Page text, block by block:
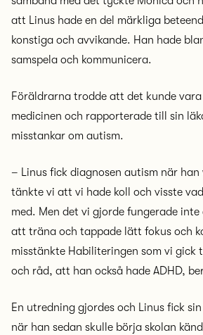
att Linus hade en del märkliga
konstiga och avvikande. Han hade
samspela och kommunicera.
Föräldrarna trodde att det kunde
medicinen och rapporterade till sin
misstankar om autism.
– Linus fick diagnosen autism när
tänkte vi att vi hade koll och visste
med. Men det vi gjorde fungerade
att träna och tappade lätt fokus och
misstänkte Habiliteringen som vi
och råd, att han också hade ADHD,
En utredning gjordes och Linus fick
när han sedan skulle börja skolan